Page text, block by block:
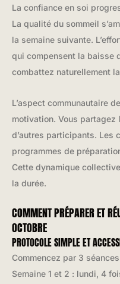
La confiance en soi
La qualité du sommeil
la semaine suivante.
qui compensent la baisse
combattez naturellement
L’aspect communautaire
motivation. Vous partagez
d’autres participants. Les
programmes de
Cette dynamique
la durée.
COMMENT PRÉPARER ET
OCTOBRE
PROTOCOLE SIMPLE ET
Commencez par 3
Semaine 1 et 2 : lundi, 4